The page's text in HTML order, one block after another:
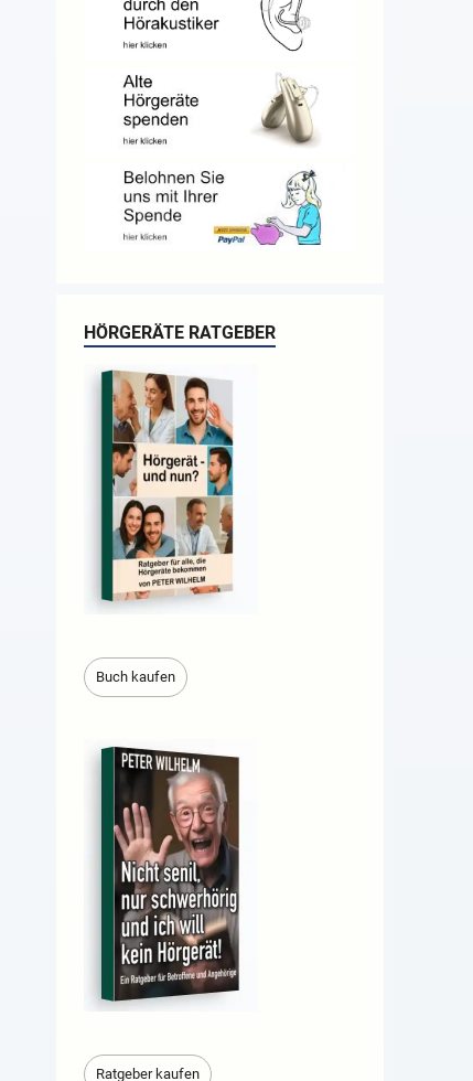
HÖRGERÄTE RATGEBER
Buch kaufen
Ratgeber kaufen